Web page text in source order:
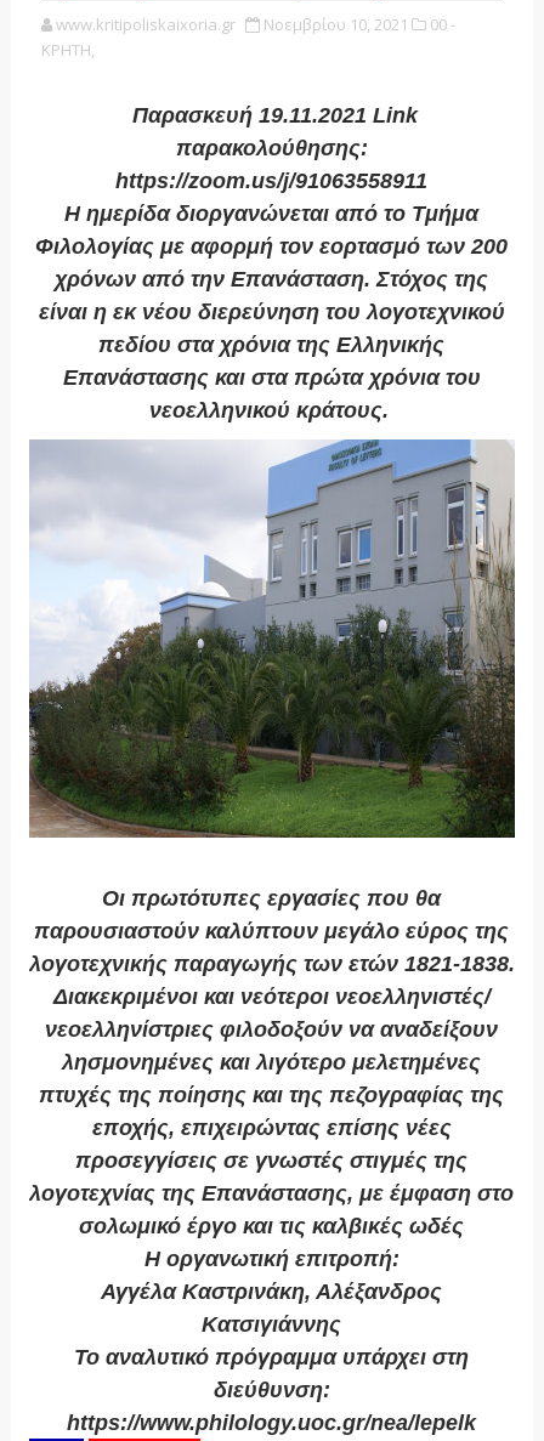
www.kritipoliskaixoria.gr Νοεμβρίου 10, 2021
00 -
ΚΡΗΤΗ,
Παρασκευή 19.11.2021 Link
παρακολούθησης:
https://zoom.us/j/91063558911
Η ημερίδα διοργανώνεται από το Τμήμα
Φιλολογίας με αφορμή τον εορτασμό των 200
χρόνων από την Επανάσταση. Στόχος της
είναι η εκ νέου διερεύνηση του λογοτεχνικού
πεδίου στα χρόνια της Ελληνικής
Επανάστασης και στα πρώτα χρόνια του
νεοελληνικού κράτους.
Οι πρωτότυπες εργασίες που θα
παρουσιαστούν καλύπτουν μεγάλο εύρος της
λογοτεχνικής παραγωγής των ετών 1821-1838.
Διακεκριμένοι και νεότεροι νεοελληνιστές/
νεοελληνίστριες φιλοδοξούν να αναδείξουν
λησμονημένες και λιγότερο μελετημένες
πτυχές της ποίησης και της πεζογραφίας της
εποχής, επιχειρώντας επίσης νέες
προσεγγίσεις σε γνωστές στιγμές της
λογοτεχνίας της Επανάστασης, με έμφαση στο
σολωμικό έργο και τις καλβικές ωδές
Η οργανωτική επιτροπή:
Αγγέλα Καστρινάκη, Αλέξανδρος
Κατσιγιάννης
Το αναλυτικό πρόγραμμα υπάρχει στη
διεύθυνση:
https://www.philology.uoc.gr/nea/lepelk